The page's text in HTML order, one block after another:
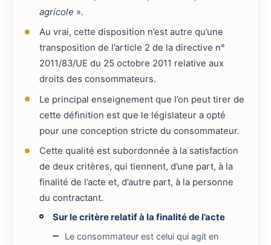
agricole ».
Au vrai, cette disposition n’est autre qu’une
transposition de l’article 2 de la directive n°
2011/83/UE du 25 octobre 2011 relative aux
droits des consommateurs.
Le principal enseignement que l’on peut tirer de
cette définition est que le législateur a opté
pour une conception stricte du consommateur.
Cette qualité est subordonnée à la satisfaction
de deux critères, qui tiennent, d’une part, à la
finalité de l’acte et, d’autre part, à la personne
du contractant.
Sur le critère relatif à la finalité de l’acte
Le consommateur est celui qui agit en